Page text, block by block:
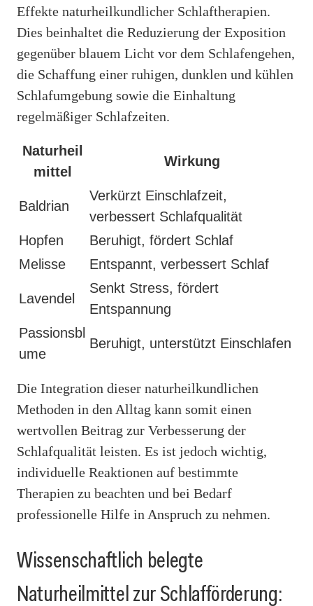
Effekte naturheilkundlicher Schlaftherapien.
Dies beinhaltet die Reduzierung der Exposition
gegenüber blauem Licht vor dem Schlafengehen,
die Schaffung einer ruhigen, dunklen und kühlen
Schlafumgebung sowie die Einhaltung
regelmäßiger Schlafzeiten.
Naturheil
mittel
Wirkung
Baldrian
Verkürzt Einschlafzeit,
verbessert Schlafqualität
Hopfen
Beruhigt, fördert Schlaf
Melisse
Entspannt, verbessert Schlaf
Lavendel
Senkt Stress, fördert
Entspannung
Passionsbl
ume
Beruhigt, unterstützt Einschlafen
Die Integration dieser naturheilkundlichen
Methoden in den Alltag kann somit einen
wertvollen Beitrag zur Verbesserung der
Schlafqualität leisten. Es ist jedoch wichtig,
individuelle Reaktionen auf bestimmte
Therapien zu beachten und bei Bedarf
professionelle Hilfe in Anspruch zu nehmen.
Wissenschaftlich belegte
Naturheilmittel zur Schlafförderung: